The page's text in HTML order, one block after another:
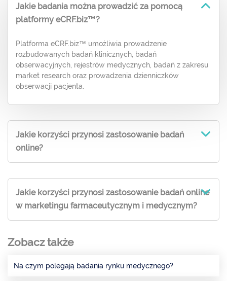
Jakie badania można prowadzić za pomocą
platformy eCRF.biz™?
Platforma eCRF.biz™ umożliwia prowadzenie
rozbudowanych badań klinicznych, badań
obserwacyjnych, rejestrów medycznych, badań z zakresu
market research oraz prowadzenia dzienniczków
obserwacji pacjenta.
Jakie korzyści przynosi zastosowanie badań
online?
Jakie korzyści przynosi zastosowanie badań online
w marketingu farmaceutycznym i medycznym?
Zobacz także
Na czym polegają badania rynku medycznego?